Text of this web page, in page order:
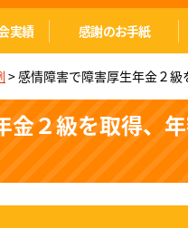
実績 感謝のお手紙
>感情障害で障害厚生年金２
金２級を取得、